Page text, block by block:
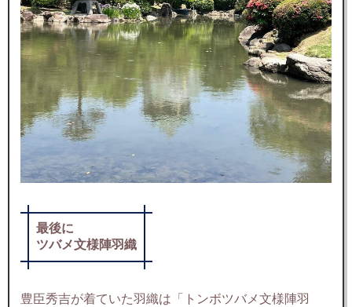
最後に
ツバメ文様陣羽織
豊臣秀吉が着ていた羽織は「トンボツバメ文様陣羽